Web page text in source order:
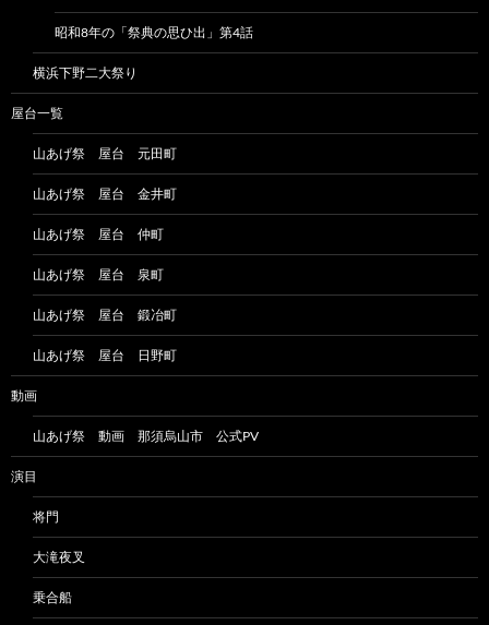
昭和8年の「祭典の思ひ出」第4話
横浜下野二大祭り
屋台一覧
山あげ祭 屋台 元田町
山あげ祭 屋台 金井町
山あげ祭 屋台 仲町
山あげ祭 屋台 泉町
山あげ祭 屋台 鍛冶町
山あげ祭 屋台 日野町
動画
山あげ祭 動画 那須烏山市 公式PV
演目
将門
大滝夜叉
乗合船